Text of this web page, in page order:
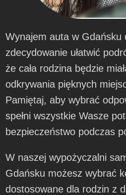
Wynajem auta w Gdańsku
zdecydowanie ułatwić
że cała rodzina będzie
odkrywania pięknych
Pamiętaj, aby wybrać
spełni wszystkie Wasze
bezpieczeństwo podczas
W naszej wypożyczalni
Gdańsku możesz wybrać
dostosowane dla rodzin z